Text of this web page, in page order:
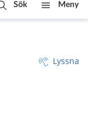
Sök Meny
Lyssna